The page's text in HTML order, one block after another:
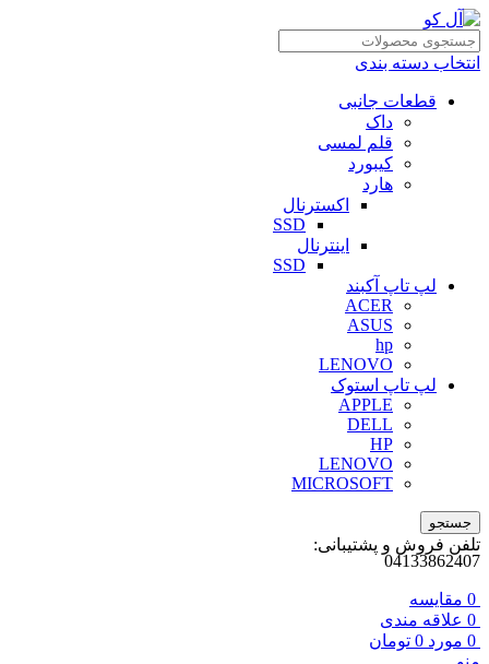
انتخاب دسته بندی
قطعات جانبی
داک
قلم لمسی
کیبورد
هارد
اکسترنال
SSD
اینترنال
SSD
لپ تاپ آکبند
ACER
ASUS
hp
LENOVO
لپ تاپ استوک
APPLE
DELL
HP
LENOVO
MICROSOFT
جستجو
تلفن فروش و پشتیبانی:
04133862407
0 مقايسه
0 علاقه مندی
0 مورد 0 تومان